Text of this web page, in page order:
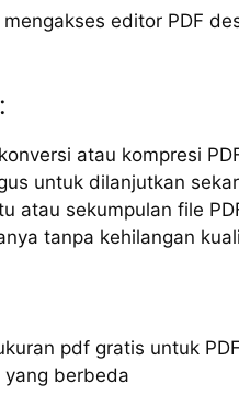
editor PDF
atau kompresi
untuk dilanjutkan
atau sekumpulan file
tanpa kehilangan
pdf gratis untuk
yang berbeda